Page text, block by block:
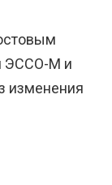
ЭССО-М и
изменения